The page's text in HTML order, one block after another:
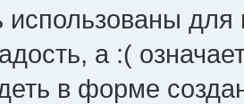
использованы
а :(
в форме